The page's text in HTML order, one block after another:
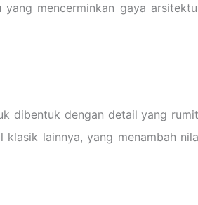
mencerminkan gaya
dibentuk dengan detail yang
lainnya, yang menambah